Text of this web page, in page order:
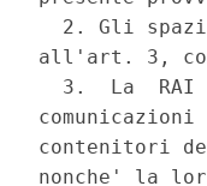
2. Gli
all'art. 3,
3.  La  RAI
contenitori
nonche' la